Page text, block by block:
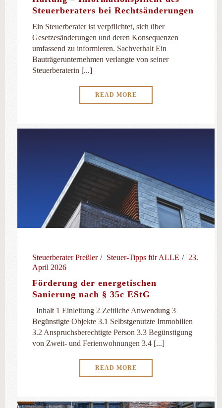
Steuerberaters bei Rechtsänderungen
Ein Steuerberater ist verpflichtet, sich über
Gesetzesänderungen und deren Konsequenzen
umfassend zu informieren. Sachverhalt Ein
Bauträgerunternehmen verlangte von seiner
Steuerberaterin [...]
READ MORE
Steuerberater Preßler Steuer-Tipps für ALLE
23.
April 2026
Förderung der energetischen
Sanierung nach § 35c EStG
Inhalt 1 Einleitung 2 Zeitliche Anwendung 3
Begünstigte Objekte 3.1 Selbstgenutzte Immobilien
3.2 Anspruchsberechtigte Person 3.3 Begünstigung
von Zweit- und Ferien­wohnungen 3.4 [...]
READ MORE